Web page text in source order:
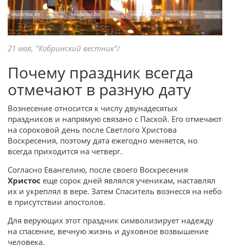
21 мая, "Кобринский вестник"/
Почему праздник всегда
отмечают в разную дату
Вознесение относится к числу двунадесятых
праздников и напрямую связано с Пасхой. Его отмечают
на сороковой день после Светлого Христова
Воскресения, поэтому дата ежегодно меняется, но
всегда приходится на четверг.
Согласно Евангелию, после своего Воскресения
Христос еще сорок дней являлся ученикам, наставлял
их и укреплял в вере. Затем Спаситель вознесся на небо
в присутствии апостолов.
Для верующих этот праздник символизирует надежду
на спасение, вечную жизнь и духовное возвышение
человека.